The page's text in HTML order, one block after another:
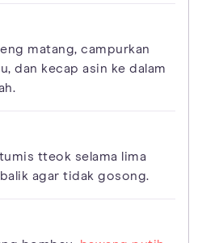
matang, campurkan
dan kecap asin ke dalam
tteok selama lima
agar tidak gosong.